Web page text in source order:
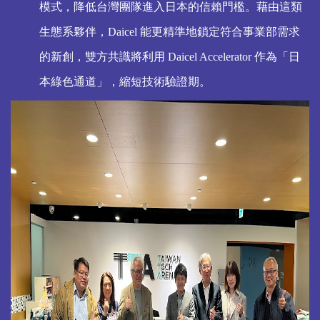
模式，降低台灣團隊進入日本的信賴門檻。藉由這類
生態系夥伴，Daicel 能更精準地鎖定符合事業部需求
的新創，雙方共識將利用 Daicel Accelerator 作為「日
本綠色通道」，縮短技術驗證期。